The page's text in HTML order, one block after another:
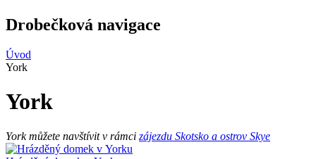
Drobečková navigace
Úvod
York
York
York můžete navštívit v rámci zájezdu Skotsko a ostrov Skye